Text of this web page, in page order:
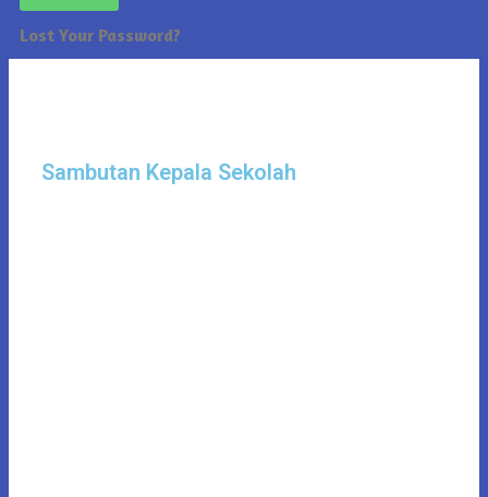
Lost Your Password?
Sambutan Kepala Sekolah